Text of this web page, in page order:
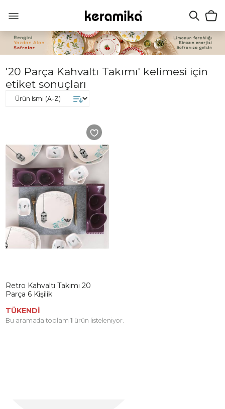
'20 Parça Kahvaltı Takımı' kelimesi için
etiket sonuçları
Retro Kahvaltı Takımı 20
Parça 6 Kişilik
TÜKENDİ
Bu aramada toplam 1 ürün listeleniyor.